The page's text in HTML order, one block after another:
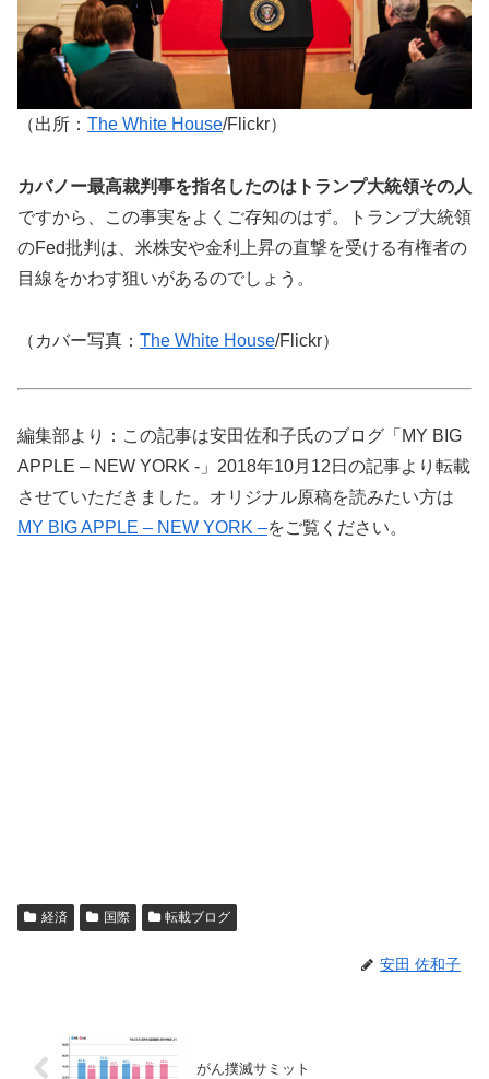
（出所： The White House/Flickr）
カバノー最高裁判事を指名したのはトランプ大統領その人
ですから、この事実をよくご存知のはず。トランプ大統領
のFed批判は、米株安や金利上昇の直撃を受ける有権者の
目線をかわす狙いがあるのでしょう。
（カバー写真： The White House/Flickr）
編集部より：この記事は安田佐和子氏のブログ「MY BIG
APPLE – NEW YORK -」2018年10月12日の記事より転載
させていただきました。オリジナル原稿を読みたい方は
MY BIG APPLE – NEW YORK –をご覧ください。
経済 国際 転載ブログ
安田 佐和子
がん撲滅サミット